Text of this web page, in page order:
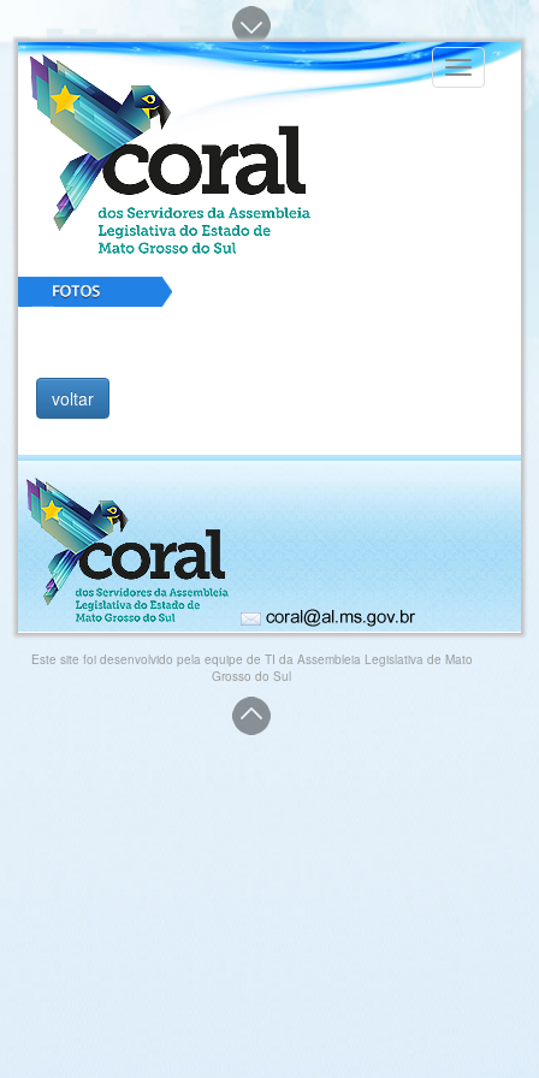
Toggle
navigation
voltar
Este site foi desenvolvido pela equipe de TI da Assembleia Legislativa de Mato
Grosso do Sul